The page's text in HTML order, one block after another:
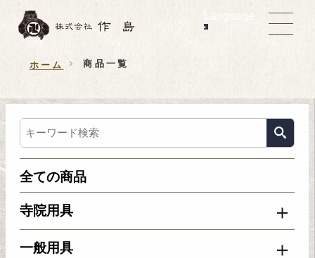
Language
ホーム 商品一覧
全ての商品
寺院用具
一般用具